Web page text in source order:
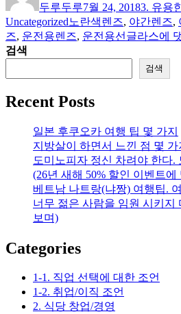
이
두루두루일
자
7월 24, 2018고
리
3. 유용
Uncategorized태
그
노란색렌즈, 야간렌즈,
즈, 운전용렌즈, 운전용선글라스[사
기]
야
용
안
경
(야
간
선
란
에
검색
검색
Recent Posts
일본 후쿠오카 여행 팁 몇 가지
지방살이 하면서 느낀 점 몇 가
도미노피자 정신 차려야 한다.
(26년 새해 50% 할인 이벤트에
베트남 나트랑(냐짱) 여행팁.
너무 젊은 사람을 임원 시키지
보며)
Categories
1-1. 직업 선택에 대한 조언
1-2. 취업/이직 조언
2. 식당 창업/경영